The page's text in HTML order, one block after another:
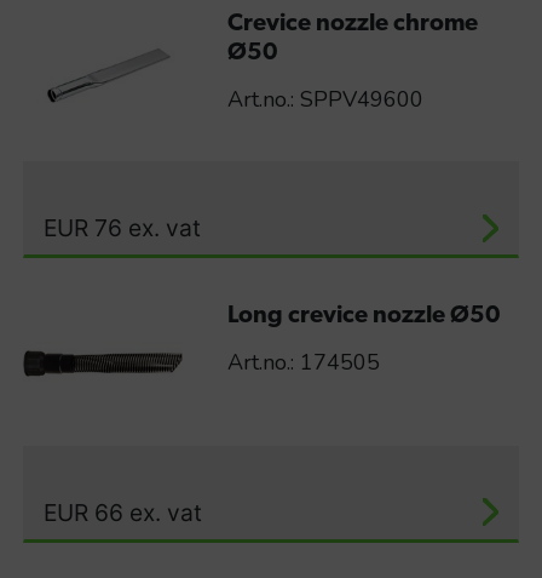
Crevice nozzle chrome
Ø50
Art.no.: SPPV49600
EUR 76 ex. vat
Long crevice nozzle Ø50
Art.no.: 174505
EUR 66 ex. vat